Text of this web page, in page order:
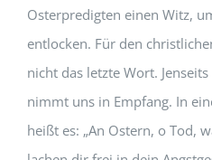
Osterpredigten einen Witz,
entlocken. Für den
nicht das letzte Wort.
nimmt uns in Empfang. In
heißt es: „An Ostern, o Tod,